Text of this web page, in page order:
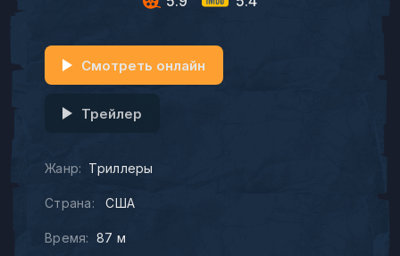
Жанр: Триллеры
Страна: США
Время: 87 м
Смотреть онлайн
Трейлер